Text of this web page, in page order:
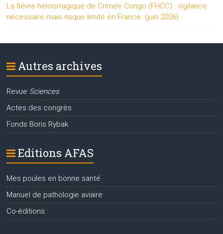
La fièvre hémorragique de Crimée Congo (FHCC) : vigilance
nécessaire mais risque limité en France. (juin 2026)
Autres archives
Revue Sciences
Actes des congrès
Fonds Boris Rybak
Editions AFAS
Mes poules en bonne santé
Manuel de pathologie aviaire
Co-éditions